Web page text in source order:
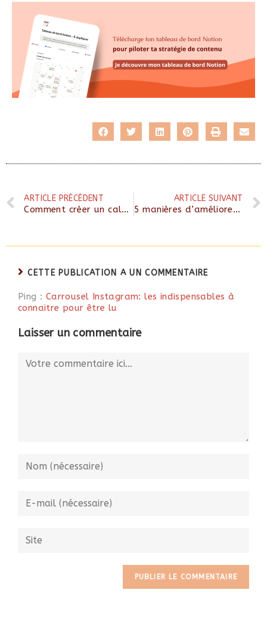
ARTICLE PRÉCÉDENT
Comment créer un calendrier éditorial Notion ?
ARTICLE SUIVANT
5 manières d’améliorer ta visibilité sur Instagram
CETTE PUBLICATION A UN COMMENTAIRE
Ping : Carrousel Instagram: les indispensables à
connaitre pour être lu
Laisser un commentaire